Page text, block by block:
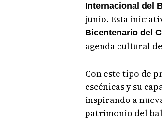
Internacional del
junio. Esta
Bicentenario del
agenda cultural
Con este tipo de
escénicas y su
inspirando a
patrimonio del